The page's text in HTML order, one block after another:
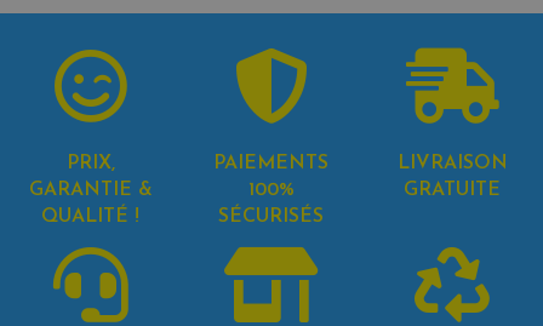
PRIX,
GARANTIE &
QUALITÉ !
PAIEMENTS
100%
SÉCURISÉS
LIVRAISON
GRATUITE